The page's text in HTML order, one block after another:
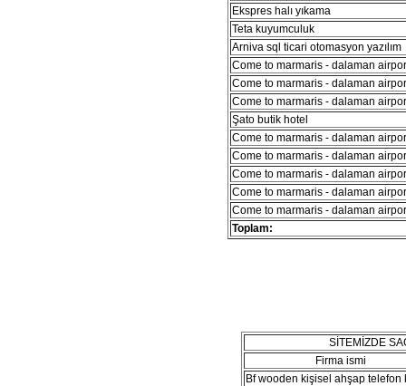
Ekspres halı yıkama
Teta kuyumculuk
Arniva sql ticari otomasyon yazılım
Come to marmaris - dalaman
Come to marmaris - dalaman
Come to marmaris - dalaman
Şato butik hotel
Come to marmaris - dalaman
Come to marmaris - dalaman
Come to marmaris - dalaman
Come to marmaris - dalaman
Come to marmaris - dalaman
Toplam:
SİTEMİZDE
Firma ismi
Bf wooden kişisel ahşap telefon